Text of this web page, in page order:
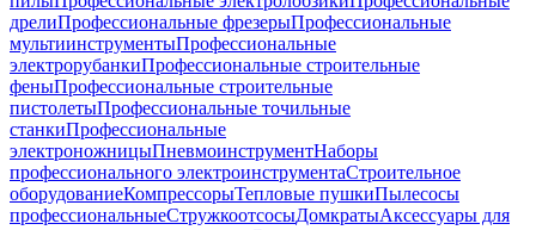
дрелиПрофессиональные фрезерыПрофессиональные
мультиинструментыПрофессиональные
электрорубанкиПрофессиональные строительные
феныПрофессиональные строительные
пистолетыПрофессиональные точильные
станкиПрофессиональные
электроножницыПневмоинструментНаборы
профессионального электроинструментаСтроительное
оборудованиеКомпрессорыТепловые пушкиПылесосы
профессиональныеСтружкоотсосыДомкратыАксессуары для